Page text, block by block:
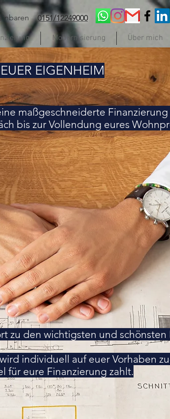
0151/12249000
Modernisierung Über mich
EIGENHEIM
maßgeschneiderte
bis zur Vollendung eures
zu den wichtigsten und
individuell auf euer Vorhaben
für eure Finanzierung zahlt.